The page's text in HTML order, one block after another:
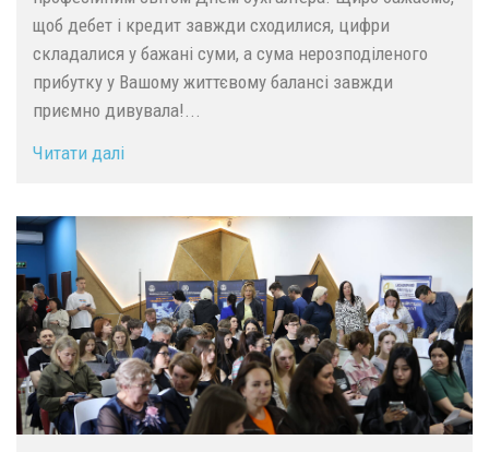
щоб дебет і кредит завжди сходилися, цифри
складалися у бажані суми, а сума нерозподіленого
прибутку у Вашому життєвому балансі завжди
приємно дивувала!...
Читати далі